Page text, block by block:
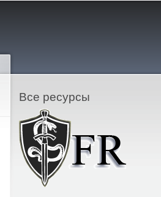
Все ресурсы